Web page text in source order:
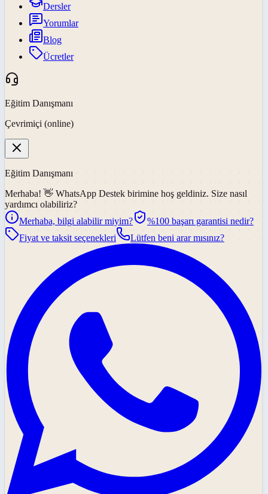
Dersler
Yorumlar
Blog
Ücretler
Eğitim Danışmanı
Çevrimiçi (online)
Eğitim Danışmanı
Merhaba! 👋 WhatsApp Destek birimine hoş geldiniz. Size nasıl
yardımcı olabiliriz?
Merhaba, bilgi alabilir miyim?
%100 başarı garantisi nedir?
Fiyat ve taksit seçenekleri
Lütfen beni arar mısınız?